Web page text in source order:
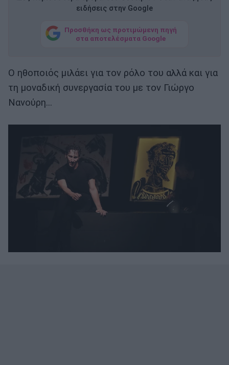
ειδήσεις στην Google
Προσθήκη ως προτιμώμενη πηγή
στα αποτελέσματα Google
Ο ηθοποιός μιλάει για τον ρόλο του αλλά και για
τη μοναδική συνεργασία του με τον Γιώργο
Νανούρη…